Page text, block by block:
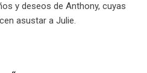
y deseos de Anthony, cuyas
asustar a Julie.